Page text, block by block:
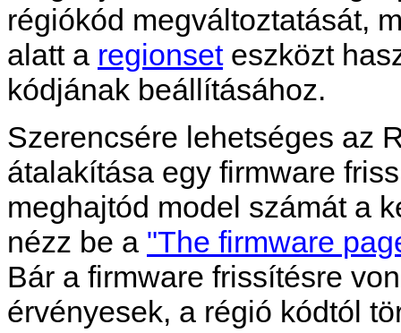
régiókód megváltoztatását,
alatt a regionseteszközt
kódjának beállításához.
Szerencsére lehetséges az
átalakítása egy firmware
meghajtód model számát a
nézz be a "The firmware
Bár a firmware frissítésre
érvényesek, a régió kódtól